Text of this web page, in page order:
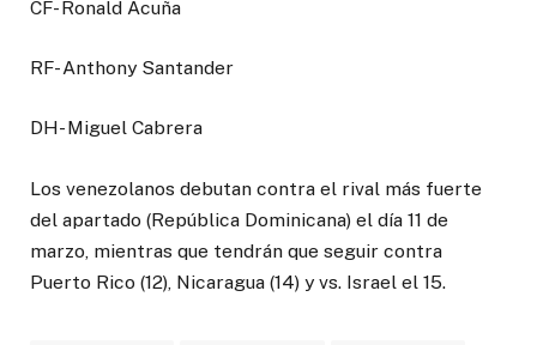
CF- Ronald Acuña
RF- Anthony Santander
DH- Miguel Cabrera
Los venezolanos debutan contra el rival más fuerte
del apartado (República Dominicana) el día 11 de
marzo, mientras que tendrán que seguir contra
Puerto Rico (12), Nicaragua (14) y vs. Israel el 15.